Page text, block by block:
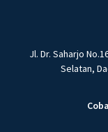
Jl. Dr. Saharjo
Selatan,